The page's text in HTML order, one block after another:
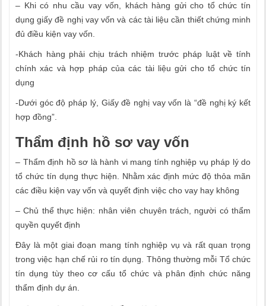
– Khi có nhu cầu vay vốn, khách hàng gửi cho tổ chức tín
dụng giấy đề nghị vay vốn và các tài liệu cần thiết chứng minh
đủ điều kiện vay vốn.
-Khách hàng phải chịu trách nhiệm trước pháp luật về tính
chính xác và hợp pháp của các tài liệu gửi cho tổ chức tín
dụng
-Dưới góc độ pháp lý, Giấy đề nghị vay vốn là “đề nghị ký kết
hợp đồng”.
Thẩm định hồ sơ vay vốn
– Thẩm định hồ sơ là hành vi mang tính nghiệp vụ pháp lý do
tổ chức tín dụng thực hiện. Nhằm xác định mức độ thỏa mãn
các điều kiện vay vốn và quyết định việc cho vay hay không
– Chủ thể thực hiện: nhân viên chuyên trách, người có thẩm
quyền quyết định
Đây là một giai đoạn mang tính nghiệp vụ và rất quan trọng
trong việc hạn chế rủi ro tín dụng. Thông thường mỗi Tổ chức
tín dụng tùy theo cơ cấu tổ chức và phân định chức năng
thẩm định dự án.